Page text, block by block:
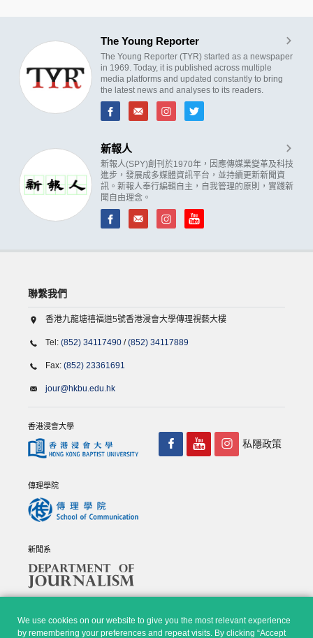
The Young Reporter
The Young Reporter (TYR) started as a newspaper
in 1969. Today, it is published across multiple
media platforms and updated constantly to bring
the latest news and analyses to its readers.
新報人
新報人(SPY)創刊於1970年，因應傳媒業變革及科技
進步，發展成多媒體資訊平台，並持續更新新聞資
訊。新報人奉行編輯自主，自我管理的原則，實踐新
聞自由理念。
We use cookies on our website to give you the most relevant experience
by remembering your preferences and repeat visits. By clicking “Accept
聯繫我們
香港九龍塘禧福道5號香港浸會大學傳理視藝大樓
Tel: (852) 34117490 /(852) 34117889
Fax: (852) 23361691
jour@hkbu.edu.hk
香港浸會大學
傳理學院
新聞系
私隱政策